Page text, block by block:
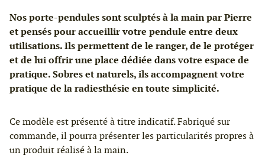
Nos porte-pendules sont sculptés à la main par Pierre
et pensés pour accueillir votre pendule entre deux
utilisations. Ils permettent de le ranger, de le protéger
et de lui offrir une place dédiée dans votre espace de
pratique. Sobres et naturels, ils accompagnent votre
pratique de la radiesthésie en toute simplicité.
Ce modèle est présenté à titre indicatif. Fabriqué sur
commande, il pourra présenter les particularités propres à
un produit réalisé à la main.